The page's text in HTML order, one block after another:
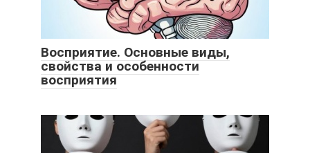
Восприятие. Основные виды,
свойства и особенности
восприятия